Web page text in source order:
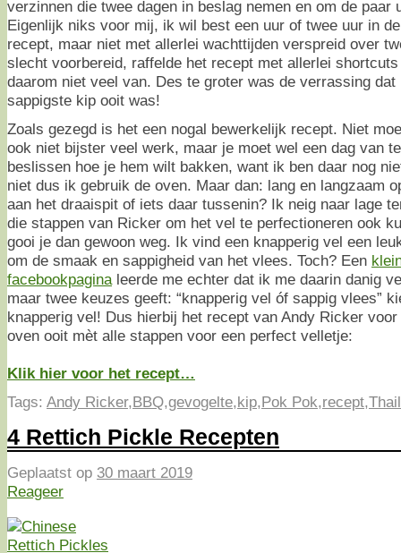
verzinnen die twee dagen in beslag nemen en om de paar
Eigenlijk niks voor mij, ik wil best een uur of twee uur in
recept, maar niet met allerlei wachttijden verspreid over
slecht voorbereid, raffelde het recept met allerlei
daarom niet veel van. Des te groter was de verrassing
sappigste kip ooit was!
Zoals gezegd is het een nogal bewerkelijk recept. Niet
ook niet bijster veel werk, maar je moet wel een dag van
beslissen hoe je hem wilt bakken, want ik ben daar nog
niet dus ik gebruik de oven. Maar dan: lang en langzaam
aan het draaispit of iets daar tussenin? Ik neig naar lage
die stappen van Ricker om het vel te perfectioneren ook
gooi je dan gewoon weg. Ik vind een knapperig vel een
om de smaak en sappigheid van het vlees. Toch? Een
facebookpagina leerde me echter dat ik me daarin danig
maar twee keuzes geeft: “knapperig vel óf sappig vlees”
knapperig vel! Dus hierbij het recept van Andy Ricker
oven ooit mèt alle stappen voor een perfect velletje:
Klik hier voor het recept…
Tags: Andy Ricker,BBQ,gevogelte,kip,Pok Pok,recept,
4 Rettich Pickle Recepten
Geplaatst op 30 maart 2019
Reageer